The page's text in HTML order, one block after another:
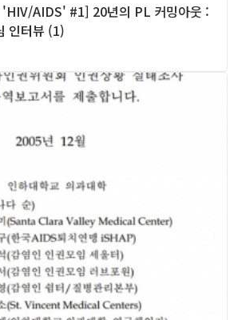
AIDS' #1] 20년의 PL 커밍아웃 :
인터뷰 (1)